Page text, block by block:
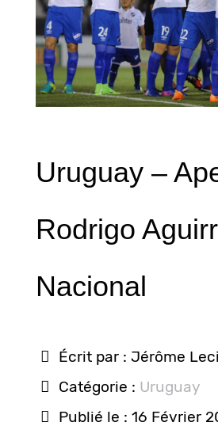
Uruguay –
Rodrigo
Nacional
Écrit par : Jérôme
Catégorie : Uruguay
Publié le : 16 Février